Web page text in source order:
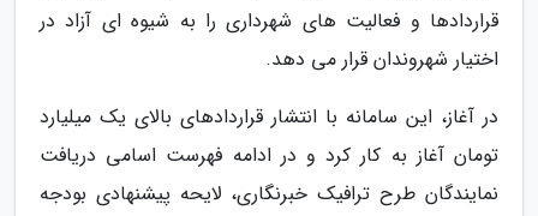
قراردادها و فعالیت های شهرداری را به شیوه ای آزاد در
اختیار شهروندان قرار می دهد.
در آغاز، این سامانه با انتشار قراردادهای بالای یک میلیارد
تومان آغاز به کار کرد و در ادامه فهرست اسامی دریافت
نمایندگان طرح ترافیک خبرنگاری، لایحه پیشنهادی بودجه